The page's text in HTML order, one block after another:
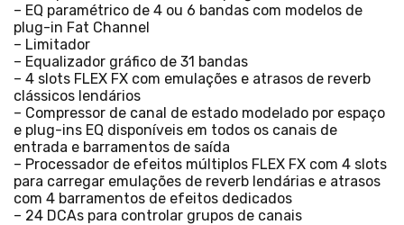
– EQ paramétrico de 4 ou 6 bandas com modelos de
plug-in Fat Channel
– Limitador
– Equalizador gráfico de 31 bandas
– 4 slots FLEX FX com emulações e atrasos de reverb
clássicos lendários
– Compressor de canal de estado modelado por espaço
e plug-ins EQ disponíveis em todos os canais de
entrada e barramentos de saída
– Processador de efeitos múltiplos FLEX FX com 4 slots
para carregar emulações de reverb lendárias e atrasos
com 4 barramentos de efeitos dedicados
– 24 DCAs para controlar grupos de canais